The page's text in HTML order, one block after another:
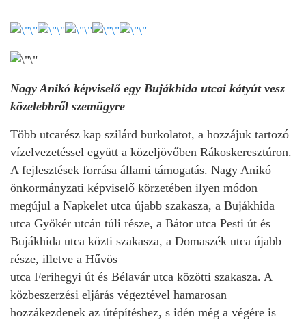
Nagy Anikó képviselő egy Bujákhida utcai kátyút vesz
közelebbről szemügyre
Több utcarész kap szilárd burkolatot, a hozzájuk tartozó
vízelvezetéssel együtt a közeljövőben Rákoskeresztúron.
A fejlesztések forrása állami támogatás. Nagy Anikó
önkormányzati képviselő körzetében ilyen módon
megújul a Napkelet utca újabb szakasza, a Bujákhida
utca Gyökér utcán túli része, a Bátor utca Pesti út és
Bujákhida utca közti szakasza, a Domaszék utca újabb
része, illetve a Hűvös
utca Ferihegyi út és Bélavár utca közötti szakasza. A
közbeszerzési eljárás végeztével hamarosan
hozzákezdenek az útépítéshez, s idén még a végére is